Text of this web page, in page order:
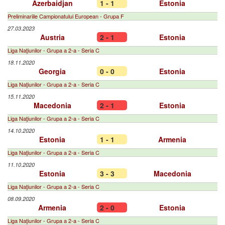
Azerbaidjan 1 - 1 Estonia
Preliminariile Campionatului European - Grupa F
27.03.2023
Austria 2 - 1 Estonia
Liga Naţiunilor - Grupa a 2-a - Seria C
18.11.2020
Georgia 0 - 0 Estonia
Liga Naţiunilor - Grupa a 2-a - Seria C
15.11.2020
Macedonia 2 - 1 Estonia
Liga Naţiunilor - Grupa a 2-a - Seria C
14.10.2020
Estonia 1 - 1 Armenia
Liga Naţiunilor - Grupa a 2-a - Seria C
11.10.2020
Estonia 3 - 3 Macedonia
Liga Naţiunilor - Grupa a 2-a - Seria C
08.09.2020
Armenia 2 - 0 Estonia
Liga Naţiunilor - Grupa a 2-a - Seria C